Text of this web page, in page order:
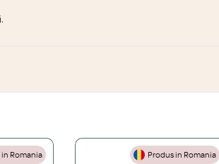
in Romania Produs in Romania